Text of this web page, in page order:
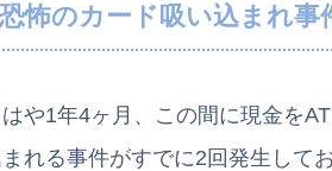
怖のカード吸い込まれ
や1年4ヶ月、この間に現金を
れる事件がすでに2回発生して